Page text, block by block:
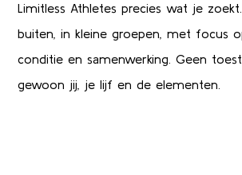
Limitless Athletes precies wat je
buiten, in kleine groepen, met focus
conditie en samenwerking. Geen
gewoon jij, je lijf en de elementen.